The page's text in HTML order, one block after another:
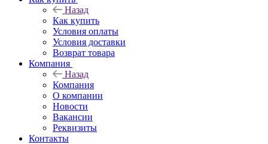
Назад
Как купить
Условия оплаты
Условия доставки
Возврат товара
Компания
Назад
Компания
О компании
Новости
Вакансии
Реквизиты
Контакты